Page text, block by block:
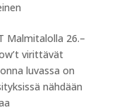
Malmitalolla 26.–
virittävät
luvassa on
nähdään